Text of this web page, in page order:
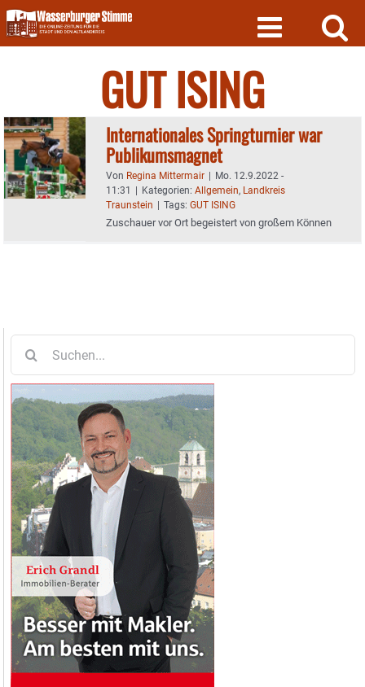
Skip
to
content
GUT ISING
Internationales Springturnier war
Publikumsmagnet
Von Regina Mittermair | Mo. 12.9.2022 -
11:31 | Kategorien: Allgemein, Landkreis
Traunstein | Tags: GUT ISING
Zuschauer vor Ort begeistert von großem Können
nach: